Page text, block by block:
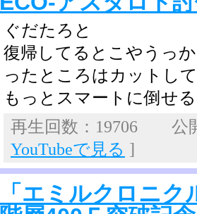
ぐだたろと
復帰してるとこやうっ
ったところはカットし
もっとスマートに倒せ
再生回数：19706 公
YouTubeで見る ]
「エミルクロニ